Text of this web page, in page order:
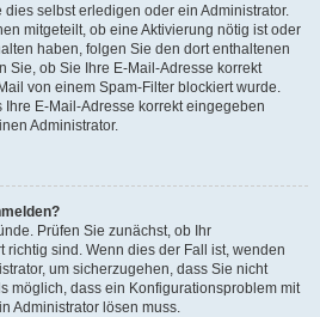
selbst erledigen oder ein Administrator.
mitgeteilt, ob eine Aktivierung nötig ist oder
haben, folgen Sie den dort enthaltenen
Sie, ob Sie Ihre E-Mail-Adresse korrekt
von einem Spam-Filter blockiert wurde.
E-Mail-Adresse korrekt eingegeben
Administrator.
Prüfen Sie zunächst, ob Ihr
richtig sind. Wenn dies der Fall ist, wenden
um sicherzugehen, dass Sie nicht
möglich, dass ein Konfigurationsproblem mit
Administrator lösen muss.